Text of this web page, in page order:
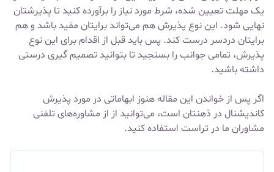
یک مهلت تعیین شده، شرط مورد نیاز را برآورده کنید تا پذیرشتان
نهایی شود. این نوع پذیرش هم می‌تواند برایتان مفید باشد و هم
برایتان دردسر درست کند. پس باید قبل از اقدام برای این نوع
پذیرش، تمامی جوانب را بسنجید تا بتوانید تصمیم گیری درستی
داشته باشید.
اگر پس از خواندن این مقاله هنوز ابهاماتی در مورد پذیرش
کاندیشنال در ذهنتان است، می‌توانید از از مشاوره‌های تلفنی
مشاوران ما در تراست استفاده کنید.